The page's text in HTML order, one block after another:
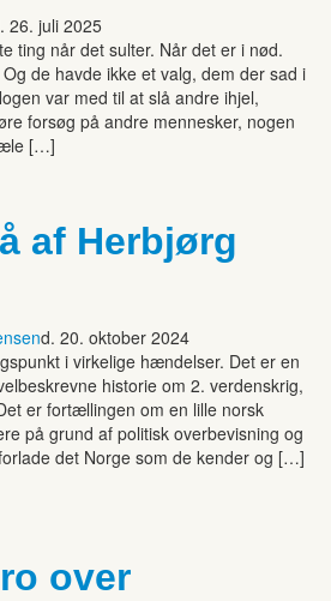
26. juli 2025
ting når det sulter. Når det er i nød.
de havde ikke et valg, dem der sad i
var med til at slå andre ihjel,
forsøg på andre mennesker, nogen
[…]
af Herbjørg
d. 20. oktober 2024
i virkelige hændelser. Det er en
historie om 2. verdenskrig,
er fortællingen om en lille norsk
på grund af politisk overbevisning og
det Norge som de kender og […]
over